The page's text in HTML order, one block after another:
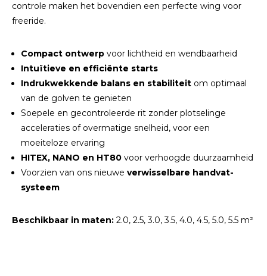
controle maken het bovendien een perfecte wing voor
freeride.
Compact ontwerp voor lichtheid en wendbaarheid
Intuïtieve en efficiënte starts
Indrukwekkende balans en stabiliteit om optimaal
van de golven te genieten
Soepele en gecontroleerde rit zonder plotselinge
acceleraties of overmatige snelheid, voor een
moeiteloze ervaring
HITEX, NANO en HT80 voor verhoogde duurzaamheid
Voorzien van ons nieuwe verwisselbare handvat-
systeem
Beschikbaar in maten: 2.0, 2.5, 3.0, 3.5, 4.0, 4.5, 5.0, 5.5 m²